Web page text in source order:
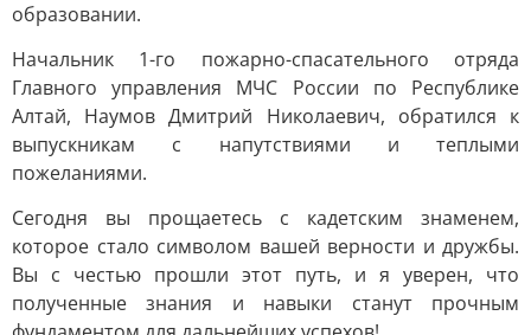
образовании.
Начальник 1-го пожарно-спасательного отряда
Главного управления МЧС России по Республике
Алтай, Наумов Дмитрий Николаевич, обратился к
выпускникам с напутствиями и теплыми
пожеланиями.
Сегодня вы прощаетесь с кадетским знаменем,
которое стало символом вашей верности и дружбы.
Вы с честью прошли этот путь, и я уверен, что
полученные знания и навыки станут прочным